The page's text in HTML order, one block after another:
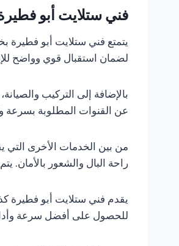
فني ستلايت أبو
يتمتع فني ستلايت أبو فطيرة
لضمان استقبال قوي وواضح
بالإضافة إلى التركيب
عن القنوات المطلوبة بسرعة
من بين الخدمات الأخرى التي
راحة البال والشعور بالأمان.
يقدم فني ستلايت أبو فطيرة
للحصول على أفضل سرعة